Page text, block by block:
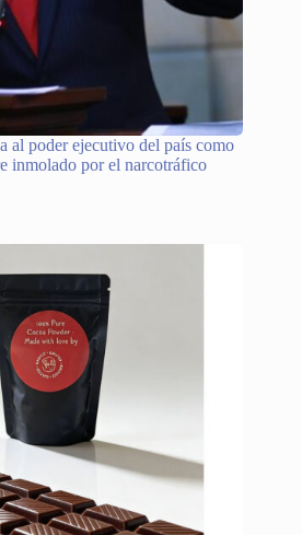
al poder ejecutivo del país como
inmolado por el narcotráfico